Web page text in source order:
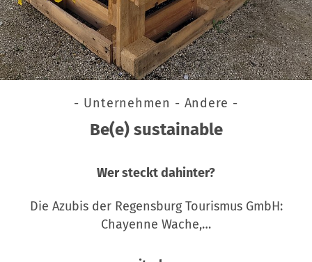
- Unternehmen - Andere -
Be(e) sustainable
Wer steckt dahinter?
Die Azubis der Regensburg Tourismus GmbH:
Chayenne Wache,…